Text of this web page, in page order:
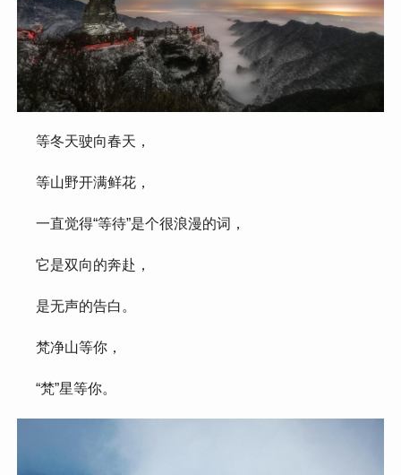
等冬天驶向春天，
等山野开满鲜花，
一直觉得“等待”是个很浪漫的词，
它是双向的奔赴，
是无声的告白。
梵净山等你，
“梵”星等你。